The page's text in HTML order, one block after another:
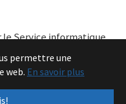
permettre une
web. En savoir plus
le Service informatique